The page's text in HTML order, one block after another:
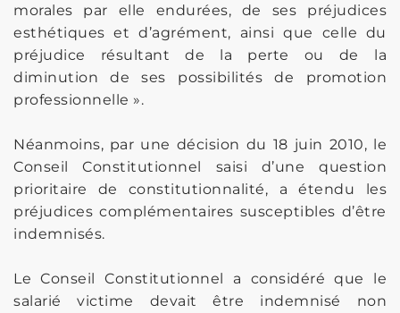
morales par elle endurées, de ses préjudices
esthétiques et d’agrément, ainsi que celle du
préjudice résultant de la perte ou de la
diminution de ses possibilités de promotion
professionnelle ».
Néanmoins, par une décision du 18 juin 2010, le
Conseil Constitutionnel saisi d’une question
prioritaire de constitutionnalité, a étendu les
préjudices complémentaires susceptibles d’être
indemnisés.
Le Conseil Constitutionnel a considéré que le
salarié victime devait être indemnisé non